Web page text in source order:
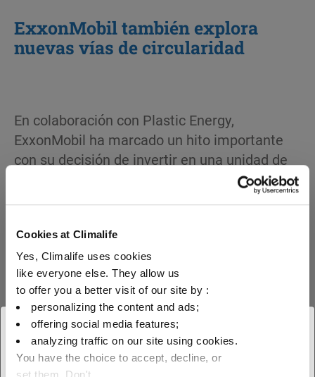
Cookies at Climalife
Yes, Climalife uses cookies
like everyone else. They allow us
to offer you a better visit of our site by :
personalizing the content and ads;
offering social media features;
analyzing traffic on our site using cookies.
You have the choice to accept, decline, or
× Cerrar
Seleccione su ubicación para
ExxonMobil también explora
nuevas vías de circularidad
En colaboración con Plastic Energy,
ExxonMobil ha marcado un hito importante
con su decisión de invertir en una unidad de
Ha iniciado las obras de ingeniería civil para
reciclar a partir de 2023 una importante
cantidad de plástico al final de su vida útil.
El proyecto de Plastic Energy en Port-Jérôme-
sur-Seine permitirá convertir los residuos
en materias primas y fabricar polímeros con
certificación circular, lo que responde a las